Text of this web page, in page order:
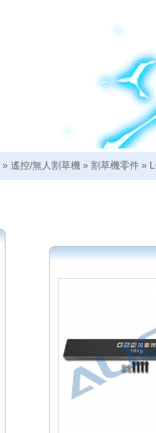
» 遙控/無人割草機 » 割草機零件 »